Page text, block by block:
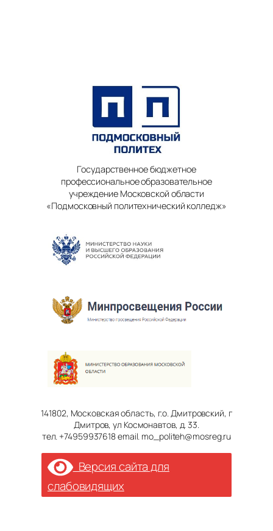
Государственное бюджетное
профессиональное образовательное
учреждение Московской области
«Подмосковный политехнический колледж»
141802, Московская область, г.о. Дмитровский, г
Дмитров, ул Космонавтов, д. 33.
тел. +74959937618 email. mo_politeh@mosreg.ru
Версия сайта для
слабовидящих